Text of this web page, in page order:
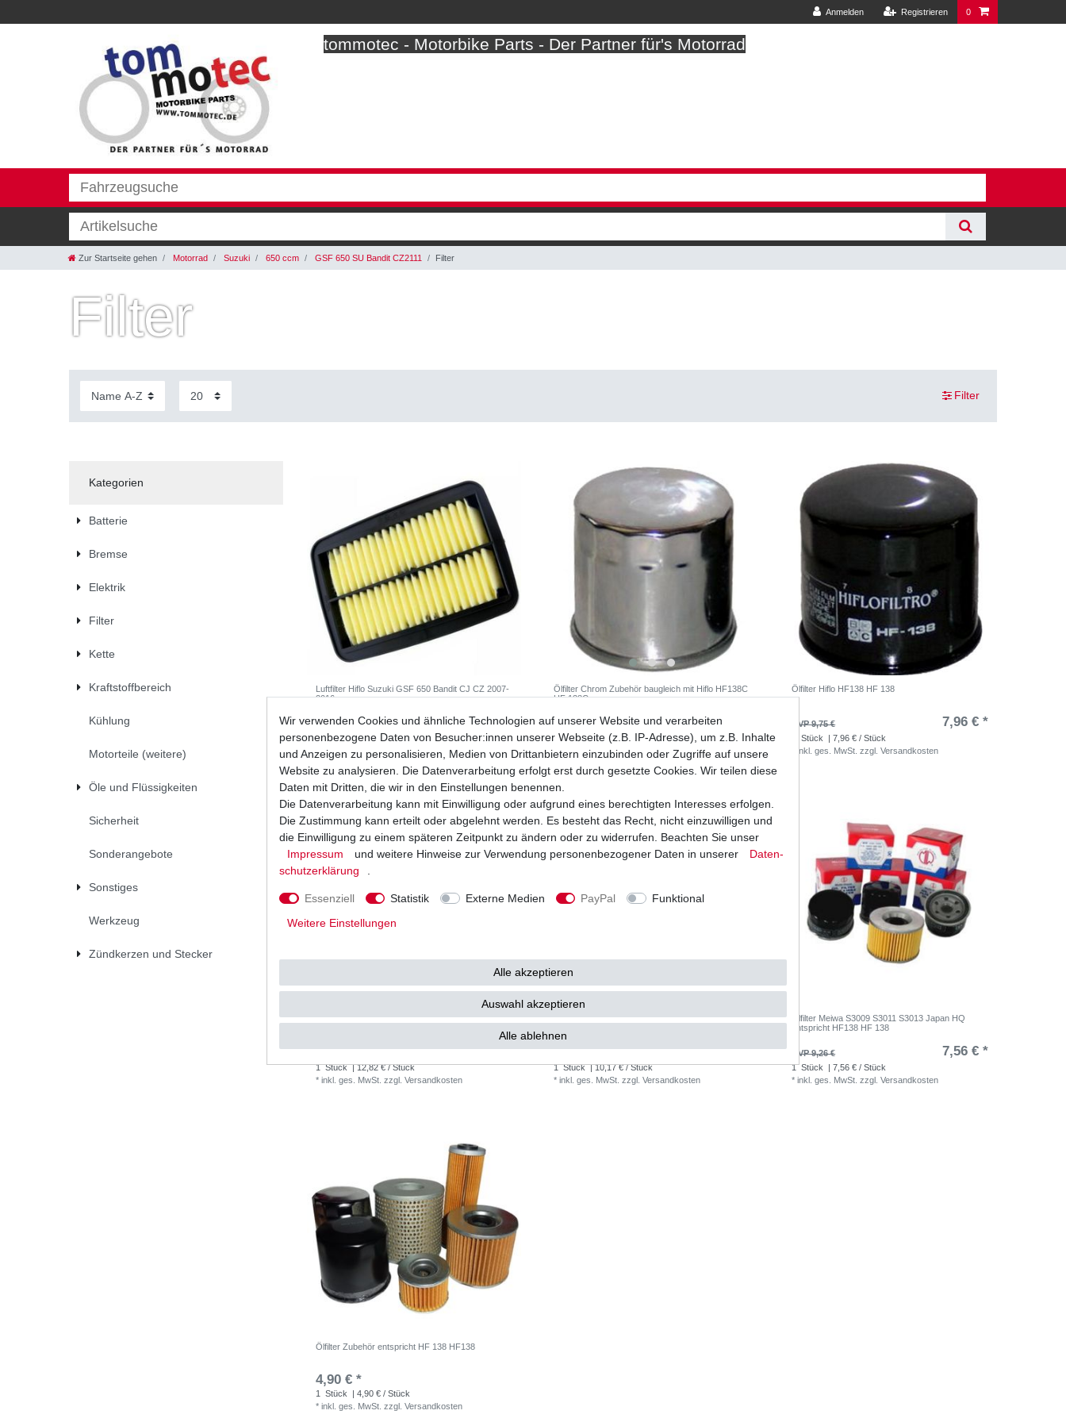
Anmelden Registrieren 0
tommotec - Motorbike Parts - Der Partner für's Motorrad
Zur Startseite gehen Motorrad Suzuki 650 ccm GSF 650 SU Bandit CZ2111 Filter
Filter
Filter
Kategorien
Batterie
Bremse
Elektrik
Filter
Kette
Kraftstoffbereich
Kühlung
Motorteile (weitere)
Öle und Flüssigkeiten
Sicherheit
Sonderangebote
Sonstiges
Werkzeug
Zündkerzen und Stecker
Luftfilter Hiflo Suzuki GSF 650 Bandit CJ CZ 2007-
2016
UVP 20,44 € 16,69 € *
1 Stück | 16,69 € / Stück
*inkl. ges. MwSt.zzgl.Versandkosten
Ölfilter Chrom Zubehör baugleich mit Hiflo HF138C
HF 138C
UVP 12,20 € 9,50 € *
1 Stück | 9,50 € / Stück
*inkl. ges. MwSt.zzgl. Versandkosten
Ölfilter Hiflo HF138 HF 138
UVP 9,75 € 7,96 € *
Stück
| 7,96 € / Stück
inkl. ges. MwSt. zzgl.Versandkosten
Ölfilter Hiflo HF138C HF 138C Chrom
12,82 € *
1 Stück | 12,82 € / Stück
*inkl. ges. MwSt. zzgl.Versandkosten
Ölfilter Hiflo HF138RC HF 138 RC
10,17 € *
1 Stück | 10,17 € / Stück
*inkl. ges. MwSt. zzgl.Versandkosten
Ölfilter Meiwa S3009 S3011 S3013 Japan HQ
entspricht HF138 HF 138
UVP 9,26 € 7,56 € *
1 Stück
| 7,56 € / Stück
*inkl. ges. MwSt. zzgl.Versandkosten
Ölfilter Zubehör entspricht HF 138 HF138
4,90 € *
1 Stück
| 4,90 € / Stück
*inkl. ges. MwSt. zzgl.Versandkosten
Wir verwenden Cookies und ähnliche Technologien auf unserer Website und verarbeiten
personenbezogene Daten von Besucher:innen unserer Webseite (z.B. IP-Adresse), um z.B. Inhalte
und Anzeigen zu personalisieren, Medien von Drittanbietern einzubinden oder Zugriffe auf unsere
Website zu analysieren. Die Datenverarbeitung erfolgt erst durch gesetzte Cookies. Wir teilen diese
Daten mit Dritten, die wir in den Einstellungen benennen.
Die Datenverarbeitung kann mit Einwilligung oder aufgrund eines berechtigten Interesses erfolgen.
Die Zustimmung kann erteilt oder abgelehnt werden. Es besteht das Recht, nicht einzuwilligen und
die Einwilligung zu einem späteren Zeitpunkt zu ändern oder zu widerrufen. Beachten Sie unser
Impressum
und weitere Hinweise zur Verwendung personenbezogener Daten in unserer
Daten­
schutz­erklärung
Essenziell Statistik Externe Medien PayPal
Funktional
Weitere Einstellungen
Alle akzeptieren
Auswahl akzeptieren
Alle ablehnen